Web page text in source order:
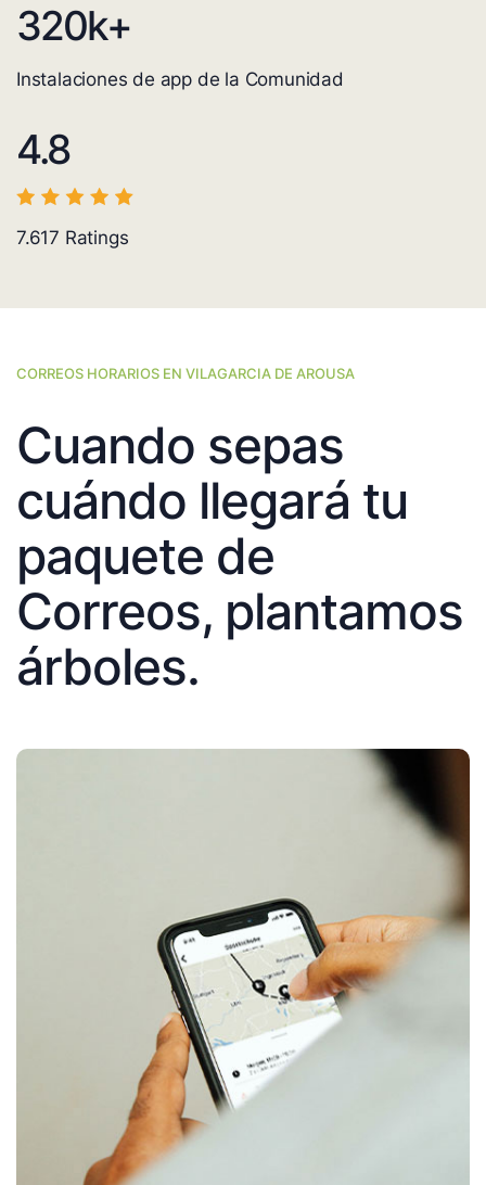
320k+
Instalaciones de app de la Comunidad
4.8
7.617 Ratings
CORREOS HORARIOS EN VILAGARCIA DE AROUSA
Cuando sepas
cuándo llegará tu
paquete de
Correos, plantamos
árboles.